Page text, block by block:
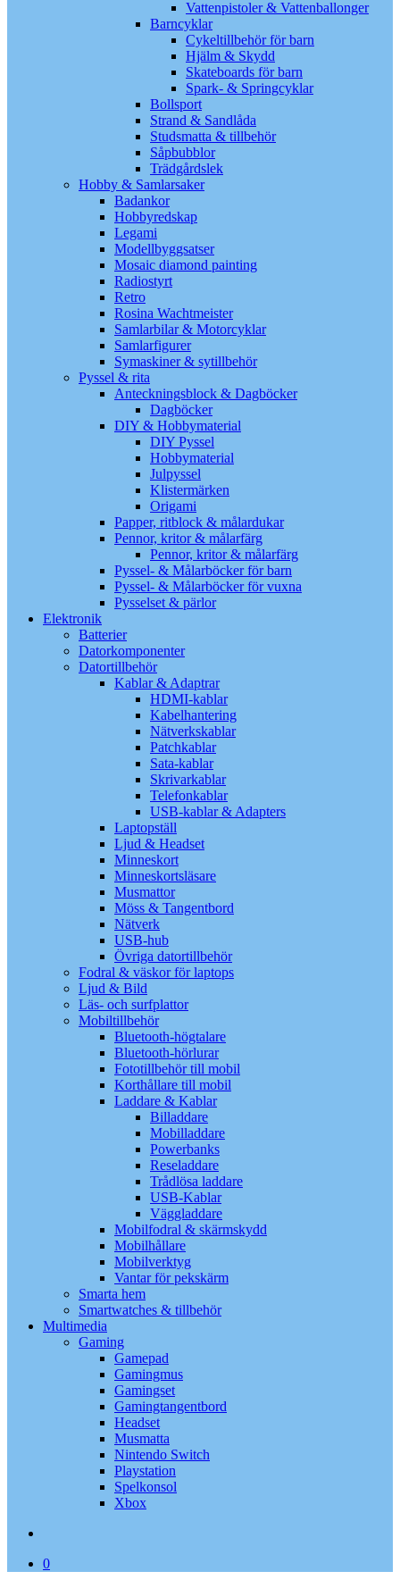
Vattenpistoler & Vattenballonger
Barncyklar
Cykeltillbehör för barn
Hjälm & Skydd
Skateboards för barn
Spark- & Springcyklar
Bollsport
Strand & Sandlåda
Studsmatta & tillbehör
Såpbubblor
Trädgårdslek
Hobby & Samlarsaker
Badankor
Hobbyredskap
Legami
Modellbyggsatser
Mosaic diamond painting
Radiostyrt
Retro
Rosina Wachtmeister
Samlarbilar & Motorcyklar
Samlarfigurer
Symaskiner & sytillbehör
Pyssel & rita
Anteckningsblock & Dagböcker
Dagböcker
DIY & Hobbymaterial
DIY Pyssel
Hobbymaterial
Julpyssel
Klistermärken
Origami
Papper, ritblock & målardukar
Pennor, kritor & målarfärg
Pennor, kritor & målarfärg
Pyssel- & Målarböcker för barn
Pyssel- & Målarböcker för vuxna
Pysselset & pärlor
Elektronik
Batterier
Datorkomponenter
Datortillbehör
Kablar & Adaptrar
HDMI-kablar
Kabelhantering
Nätverkskablar
Patchkablar
Sata-kablar
Skrivarkablar
Telefonkablar
USB-kablar & Adapters
Laptopställ
Ljud & Headset
Minneskort
Minneskortsläsare
Musmattor
Möss & Tangentbord
Nätverk
USB-hub
Övriga datortillbehör
Fodral & väskor för laptops
Ljud & Bild
Läs- och surfplattor
Mobiltillbehör
Bluetooth-högtalare
Bluetooth-hörlurar
Fototillbehör till mobil
Korthållare till mobil
Laddare & Kablar
Billaddare
Mobilladdare
Powerbanks
Reseladdare
Trådlösa laddare
USB-Kablar
Väggladdare
Mobilfodral & skärmskydd
Mobilhållare
Mobilverktyg
Vantar för pekskärm
Smarta hem
Smartwatches & tillbehör
Multimedia
Gaming
Gamepad
Gamingmus
Gamingset
Gamingtangentbord
Headset
Musmatta
Nintendo Switch
Playstation
Spelkonsol
Xbox
0